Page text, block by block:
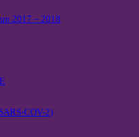
2017 – 2018
COV-2)